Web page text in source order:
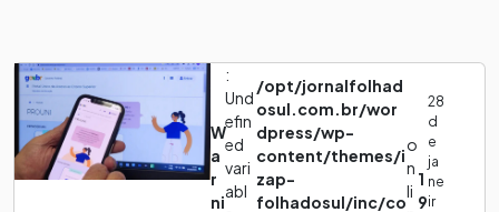
W
a
r
ni
:
Und
efin
ed
vari
abl
/opt/jornalfolhad
osul.com.br/wor
dpress/wp-
content/themes/i
zap-
folhadosul/inc/co
o
n
li
1
9
28
d
e
ja
ne
ir